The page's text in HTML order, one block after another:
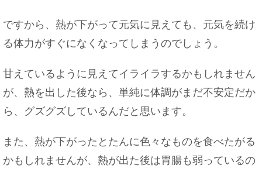
い工夫をご紹介
ですから、熱が下がって元気に見えても、元気を続け
る体力がすぐになくなってしまうのでしょう。
甘えているように見えてイライラするかもしれません
が、熱を出した後なら、単純に体調がまだ不安定だか
ら、グズグズしているんだと思います。
また、熱が下がったとたんに色々なものを食べたがる
かもしれませんが、熱が出た後は胃腸も弱っているの